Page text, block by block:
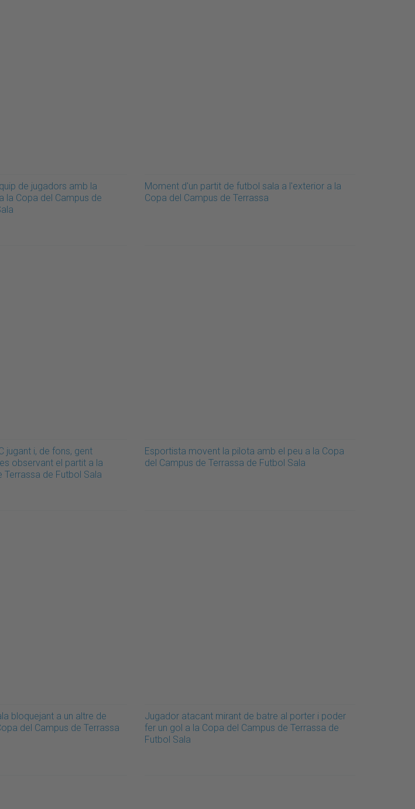
de jugadors amb la
la Copa del Campus de
Moment d'un partit de futbol sala a l'exterior a la
Copa del Campus de Terrassa
jugant i, de fons, gent
observant el partit a la
Terrassa de Futbol Sala
Esportista movent la pilota amb el peu a la Copa
del Campus de Terrassa de Futbol Sala
bloquejant a un altre de
del Campus de Terrassa
Jugador atacant mirant de batre al porter i poder
fer un gol a la Copa del Campus de Terrassa de
Futbol Sala